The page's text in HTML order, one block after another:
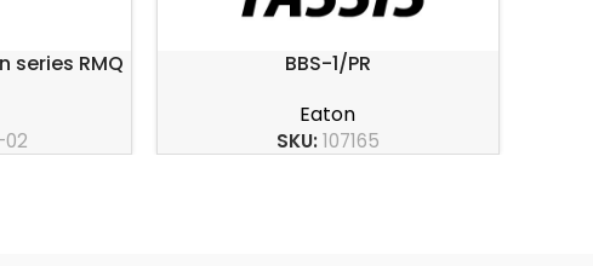
series RMQ
BBS-1/PR
Eaton
SKU:107165